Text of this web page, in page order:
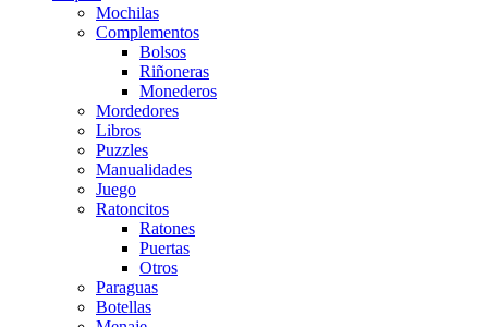
Mochilas
Complementos
Bolsos
Riñoneras
Monederos
Mordedores
Libros
Puzzles
Manualidades
Juego
Ratoncitos
Ratones
Puertas
Otros
Paraguas
Botellas